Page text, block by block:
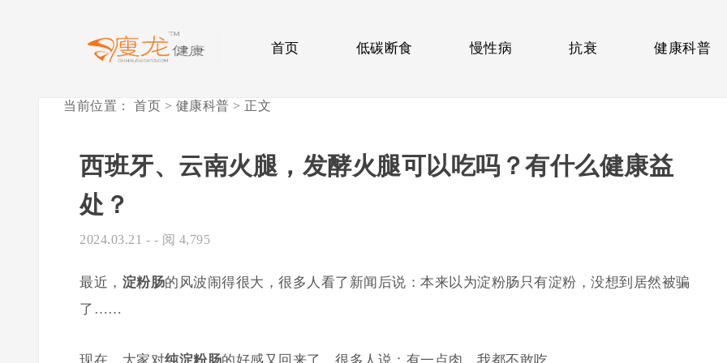
首页 低碳断食 慢性病 抗衰 健康科普
当前位置： 首页 > 健康科普 > 正文
西班牙、云南火腿，发酵火腿可以吃吗？有什么健康益
处？
2024.03.21 - - 阅 4,795
最近， 淀粉肠的风波闹得很大，很多人看了新闻后说：本来以为淀粉肠只有淀粉，没想到居然被骗
了……